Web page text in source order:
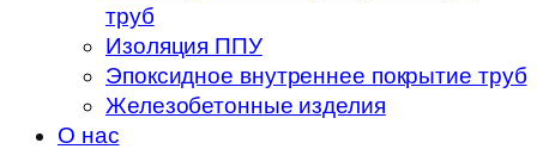
труб
Изоляция ППУ
Эпоксидное внутреннее покрытие труб
Железобетонные изделия
О нас